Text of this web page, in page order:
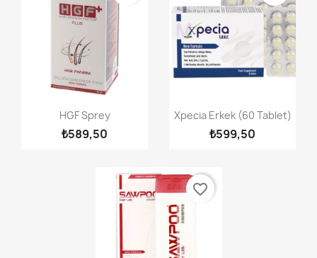
Hızlı Görünüm
HGF Sprey
₺589,50
Hızlı Görünüm
Xpecia Erkek (60 Tablet)
₺599,50
favorite_border